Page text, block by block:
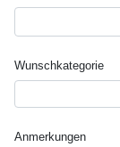
Wunsch­kategorie
Anmerkungen